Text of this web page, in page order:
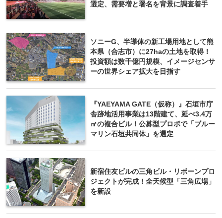
選定、需要増と署名を背景に調査着手
ソニーG、半導体の新工場用地として熊
本県（合志市）に27haの土地を取得！
投資額は数千億円規模、イメージセンサ
ーの世界シェア拡大を目指す
『YAEYAMA GATE（仮称）』石垣市庁
舎跡地活用事業は13階建て、延べ3.4万
㎡の複合ビル！公募型プロポで「ブルー
マリン石垣共同体」を選定
新宿住友ビルの三角ビル・リボーンプロ
ジェクトが完成！全天候型「三角広場」
を新設